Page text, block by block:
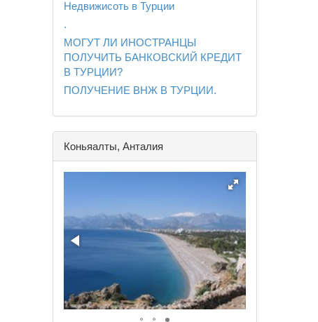
Недвижисоть в Турции
.
МОГУТ ЛИ ИНОСТРАНЦЫ
ПОЛУЧИТЬ БАНКОВСКИЙ КРЕДИТ
В ТУРЦИИ?
ПОЛУЧЕНИЕ ВНЖ В ТУРЦИИ.
Коньяалты, Анталия